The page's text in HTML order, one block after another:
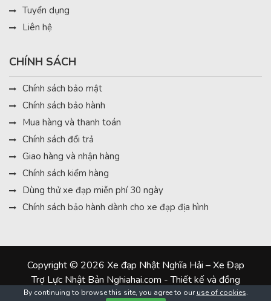
Tuyển dụng
Liên hệ
CHÍNH SÁCH
Chính sách bảo mật
Chính sách bảo hành
Mua hàng và thanh toán
Chính sách đổi trả
Giao hàng và nhận hàng
Chính sách kiểm hàng
Dùng thử xe đạp miễn phí 30 ngày
Chính sách bảo hành dành cho xe đạp địa hình
Copyright © 2026 Xe đạp Nhật Nghĩa Hải – Xe Đạp
Trợ Lực Nhật Bản Nghiahai.com - Thiết kế và đồng
hành: #dungcaxinh
By continuing to browse this site, you agree to ouruse of cookies.